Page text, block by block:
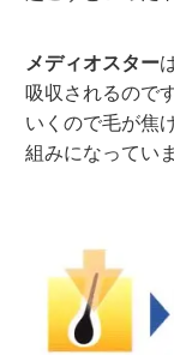
メディオスター
吸収されるので
いくので毛が焦
組みになってい